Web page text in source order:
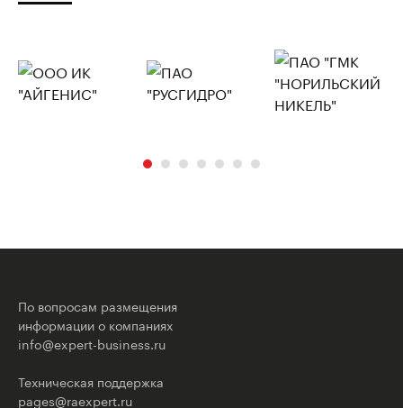
По вопросам размещения
информации о компаниях
info@expert-business.ru
Техническая поддержка
pages@raexpert.ru